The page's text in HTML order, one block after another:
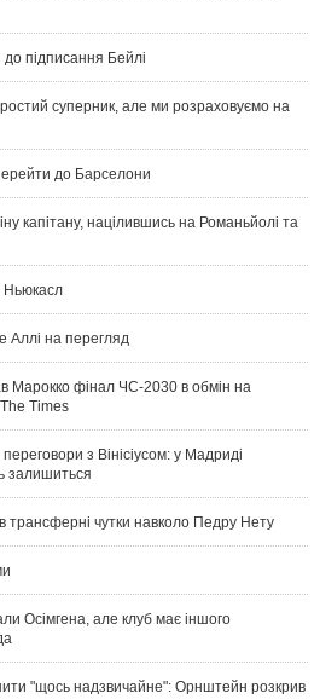
до підписання Бейлі
суперник, але ми розраховуємо на
до Барселони
капітану, націлившись на Романьйолі та
Ньюкасл
Аллі на перегляд
Марокко фінал ЧС-2030 в обмін на
Times
з Вінісіусом: у Мадриді
залишиться
трансферні чутки навколо Педру Нету
Осімгена, але клуб має іншого
"щось надзвичайне": Орнштейн розкрив